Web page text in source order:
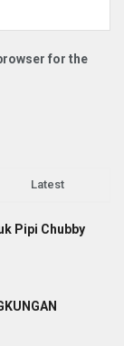
for the
Latest
Pipi Chubby